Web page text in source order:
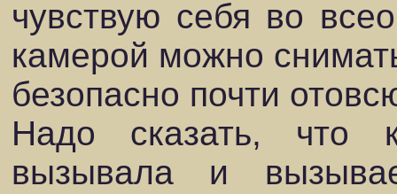
чувствую себя во
камерой можно
безопасно почти
Надо сказать, что
вызывала и